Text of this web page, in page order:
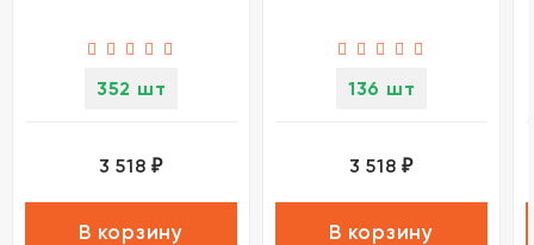
352 шт
3 518₽
В корзину
136 шт
3 518₽
В корзину